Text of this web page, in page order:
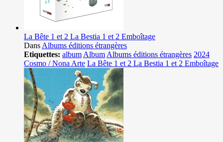
La Bête 1 et 2 La Bestia 1 et 2 Emboîtage
Dans Albums éditions étrangères
Etiquettes: album Album Albums éditions étrangères 2024
Cosmo / Nona Arte La Bête 1 et 2 La Bestia 1 et 2 Emboîtage